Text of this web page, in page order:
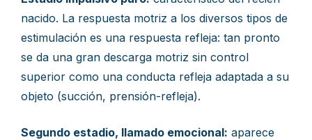
nacido. La respuesta motriz a los diversos tipos de
estimulación es una respuesta refleja: tan pronto
se da una gran descarga motriz sin control
superior como una conducta refleja adaptada a su
objeto (succión, prensión-refleja).
Segundo estadio, llamado emocional: aparece